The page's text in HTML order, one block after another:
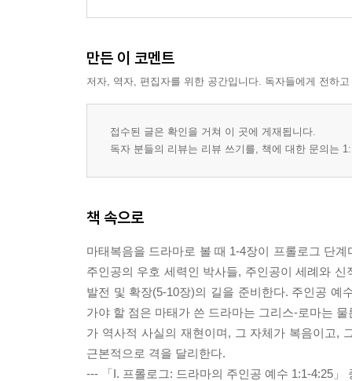
(1) 세례 요한의 죽음(14:1-12)
(3) 물위로 걸으시다(14:22-36)
(4) 바리새인과 서기관들의 도전(15:1-20)
(7) 표적 요구(16:1-12)
(9) 영광스럽게 변화되시다(17:1-13)
(11) 교회 생활에 대한 설교(18:1-35)
(12) 이혼 문제 제기(19:1-12)
(13) 천국 백성의 조건(19:13-20:16)
(14) 제자들의 자리다툼, 예수의 두 맹인 치유
6. 지도자들을 향한 심판 선언 21:1-23:39 182
(1) 예루살렘 입성과 성전 청결 사건(21:1-17)
(2) 심판을 선언하시다(21:18-22:14)
(3) 세금, 부활, 계명, 다윗의 자손 논쟁(22:15-46)
만든 이 코멘트
저자, 역자, 편집자를 위한 공간입니다. 독자들에게 전하
접수된 글은 확인을 거쳐 이 곳에 게재됩니다.
독자 분들의 리뷰는 리뷰 쓰기를, 책에 대한 문의는
책 속으로
마태복음을 드라마로 볼 때 1-4장이 프롤로그 단
주인공의 우호 세력인 박사들, 주인공이 세례와
발전 및 확장(5-10장)의 길을 준비한다. 주인공 예
가야 할 점은 마태가 쓴 드라마는 그리스-로마는
가 역사적 사실의 재현이며, 그 자체가 복음이고,
근본적으로 격을 달리한다.
--- 「I. 프롤로그: 드라마의 주인공 예수 1:1-4:25」